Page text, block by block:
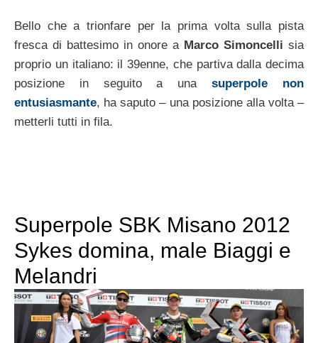
Bello che a trionfare per la prima volta sulla pista
fresca di battesimo in onore a Marco Simoncelli sia
proprio un italiano: il 39enne, che partiva dalla decima
posizione in seguito a unasuperpole non
entusiasmante, ha saputo – una posizione alla volta –
metterli tutti in fila.
Superpole SBK Misano 2012
Sykes domina, male Biaggi e
Melandri